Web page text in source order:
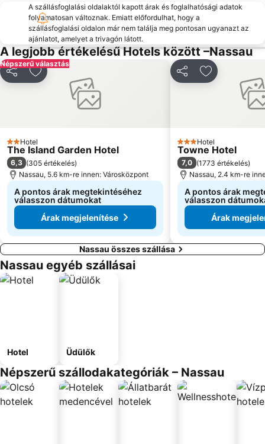
A szállásfoglalási oldalaktól kapott árak és foglalhatósági adatok
folyamatosan változnak. Emiatt előfordulhat, hogy a
szállásfoglalási oldalon már nem találja meg pontosan ugyanazt az
ajánlatot, amelyet a trivagón látott.
A legjobb értékelésű Hotels között –Nassau
Népszerű választás
MegosztásHozzáadás a kedvencekhez
2 Kategória
Hotel
The Island Garden Hotel
6,3 (305 értékelés)
Nassau, 5.6 km-re innen: Városközpont
A pontos árak megtekintéséhez
válasszon dátumokat
Árak megjelenítése
MegosztásHozzáadás
3 Kategória
Hotel
Towne Hotel
7,0 (1773 értékelés)
Nassau, 2.4 km-re
A pontos árak
válasszon
Árak
Nassau összes szállása
Nassau egyéb szállásai
Hotel Üdülők
Népszerű szállodakategóriák – Nassau